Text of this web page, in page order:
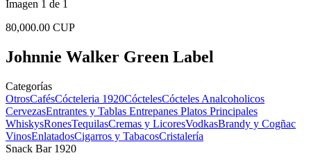
Imagen 1 de 1
80,000.00 CUP
Johnnie Walker Green Label
Categorías
OtrosCafésCócteleria 1920CóctelesCócteles Analcoholicos
CervezasEntrantes y Tablas Entrepanes Platos Principales
WhiskysRonesTequilasCremas y LicoresVodkasBrandy y Cogñac
VinosEnlatadosCigarros y TabacosCristalería
Snack Bar 1920